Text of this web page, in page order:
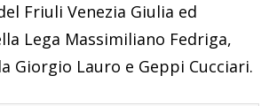
Friuli Venezia Giulia ed
Lega Massimiliano Fedriga,
Giorgio Lauro e Geppi Cucciari.